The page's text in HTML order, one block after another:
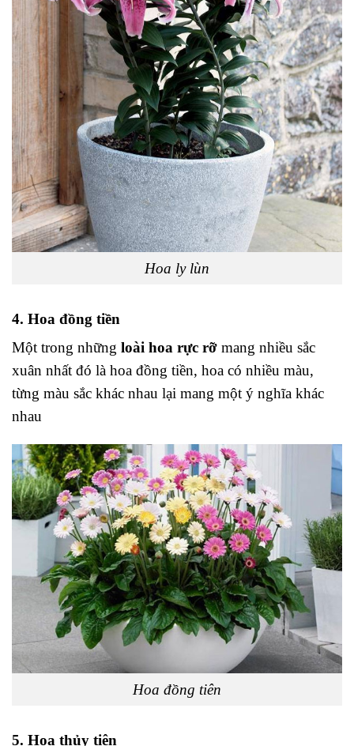
Hoa ly lùn
4. Hoa đồng tiền
Một trong những loài hoa rực rỡ mang nhiều sắc
xuân nhất đó là hoa đồng tiền, hoa có nhiều màu,
từng màu sắc khác nhau lại mang một ý nghĩa khác
nhau
Hoa đồng tiên
5. Hoa thủy tiên